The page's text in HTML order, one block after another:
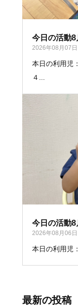
今日の活動8
2026年08月07日
本日の利用児
４...
今日の活動8
2026年08月06日
本日の利用児
最新の投稿